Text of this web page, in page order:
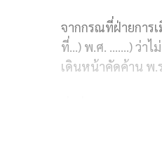
c
e
n
e
i
จากกรณที่ฝ่ายการ
ที่…) พ.ศ. …….) ว่าไ
เดินหน้าคัดค้าน พ.
ซึ่งที่ผ่านมา นายศุ
(กมธ.วิสามัญพิจา
มีการหารือกันใน